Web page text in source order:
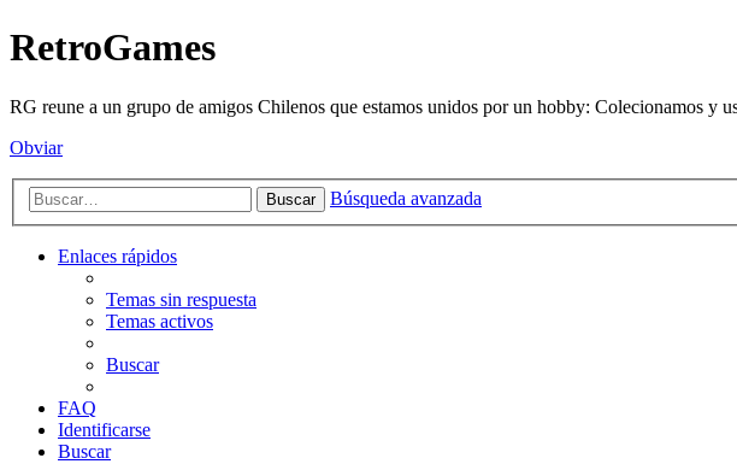
RetroGames
RG reune a un grupo de amigos Chilenos que estamos unidos por un hobby: Colecionamos y
Obviar
Buscar Búsqueda avanzada
Enlaces rápidos
Temas sin respuesta
Temas activos
Buscar
FAQ
Identificarse
Buscar